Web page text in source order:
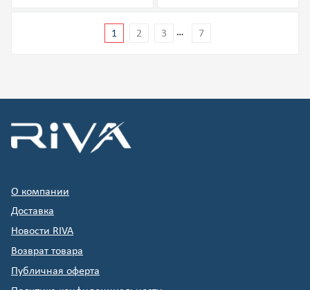
1 2 3 … 7
О компании
Доставка
Новости RIVA
Возврат товара
Публичная оферта